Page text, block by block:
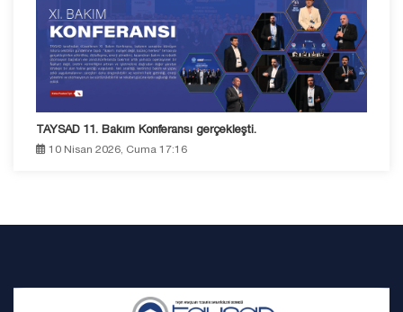
TAYSAD 11. Bakım Konferansı gerçekleşti.
10 Nisan 2026, Cuma 17:16